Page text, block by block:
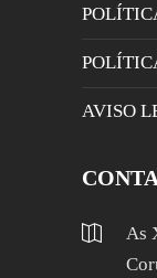
AVISO
As